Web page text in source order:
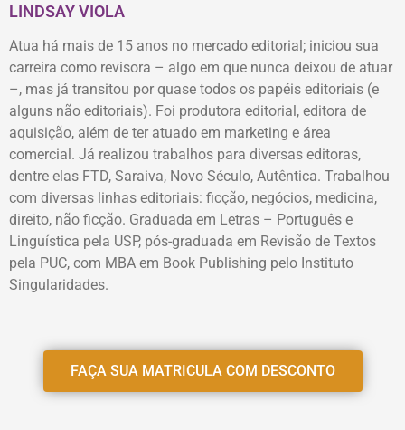
LINDSAY VIOLA
Atua há mais de 15 anos no mercado editorial; iniciou sua
carreira como revisora – algo em que nunca deixou de atuar
–, mas já transitou por quase todos os papéis editoriais (e
alguns não editoriais). Foi produtora editorial, editora de
aquisição, além de ter atuado em marketing e área
comercial. Já realizou trabalhos para diversas editoras,
dentre elas FTD, Saraiva, Novo Século, Autêntica. Trabalhou
com diversas linhas editoriais: ficção, negócios, medicina,
direito, não ficção. Graduada em Letras – Português e
Linguística pela USP, pós-graduada em Revisão de Textos
pela PUC, com MBA em Book Publishing pelo Instituto
Singularidades.
FAÇA SUA MATRICULA COM DESCONTO